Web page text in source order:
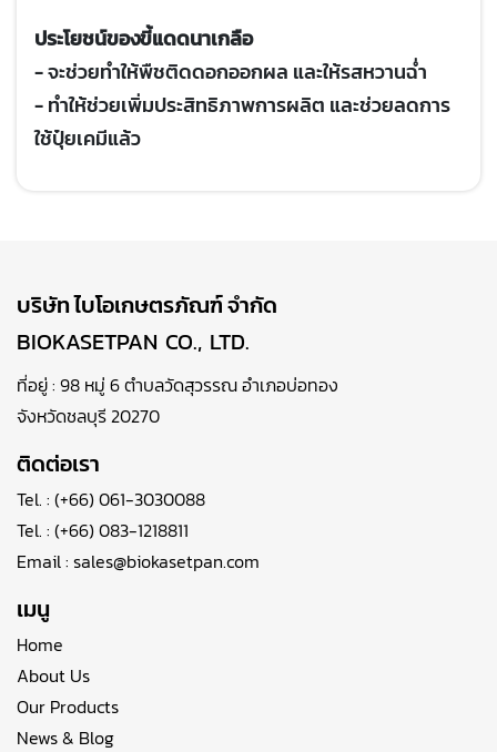
ประโยชน์ของขี้แดดนาเกลือ
- จะช่วยทำให้พืชติดดอกออกผล และให้รสหวานฉํ่า
- ทำให้ช่วยเพิ่มประสิทธิภาพการผลิต และช่วยลดการ
ใช้ปุ๋ยเคมีแล้ว
บริษัท ไบโอเกษตรภัณฑ์ จำกัด
BIOKASETPAN CO., LTD.
ที่อยู่ : 98 หมู่ 6 ตำบลวัดสุวรรณ อำเภอบ่อทอง
จังหวัดชลบุรี 20270
ติดต่อเรา
Tel. : (+66) 061-3030088
Tel. : (+66) 083-1218811
Email : sales@biokasetpan.com
เมนู
Home
About Us
Our Products
News & Blog